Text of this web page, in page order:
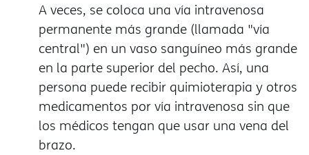
A veces, se coloca una vía intravenosa
permanente más grande (llamada "vía
central") en un vaso sanguíneo más grande
en la parte superior del pecho. Así, una
persona puede recibir quimioterapia y otros
medicamentos por vía intravenosa sin que
los médicos tengan que usar una vena del
brazo.